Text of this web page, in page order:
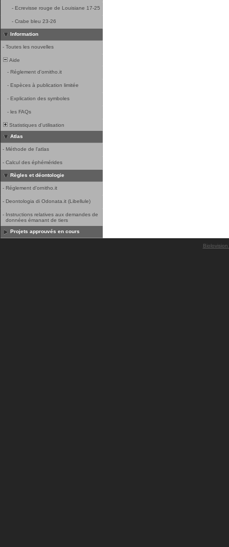
- Ecrevisse rouge de Louisiane 17-25
- Crabe bleu 23-26
Information
- Toutes les nouvelles
Aide
- Réglement d'ornitho.it
- Espèces à publication limitée
- Explication des symboles
- les FAQs
Statistiques d'utilisation
Atlas
- Méthode de l'atlas
- Calcul des éphémérides
Règles et déontologie
- Réglement d'ornitho.it
- Deontologia di Odonata.it (Libellule)
- Instructions relatives aux demandes de
données émanant de tiers
Projets approuvés en cours
Biolovision